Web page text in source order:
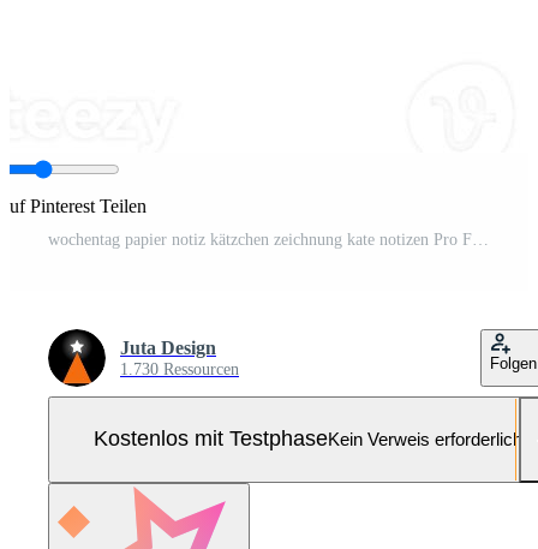
Pinterest Teilen
Juta Design
1.730 Ressourcen Folgen
Kostenlos mit TestphaseKein Verweis erforderlich